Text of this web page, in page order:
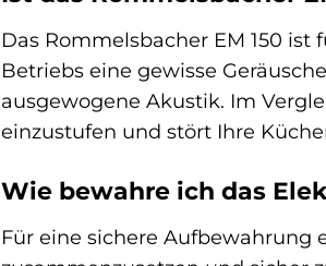
Das Rommelsbacher EM 150
Betriebs eine gewisse
ausgewogene Akustik. Im
einzustufen und stört Ihre
Wie bewahre ich das
Für eine sichere Aufbewahrung